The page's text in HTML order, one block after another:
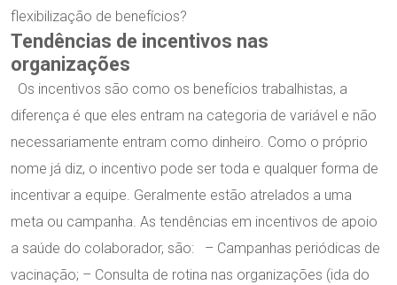
flexibilização de benefícios?
Tendências de incentivos nas
organizações
Os incentivos são como os benefícios trabalhistas, a
diferença é que eles entram na categoria de variável e não
necessariamente entram como dinheiro. Como o próprio
nome já diz, o incentivo pode ser toda e qualquer forma de
incentivar a equipe. Geralmente estão atrelados a uma
meta ou campanha. As tendências em incentivos de apoio
a saúde do colaborador, são: – Campanhas periódicas de
vacinação; – Consulta de rotina nas organizações (ida do